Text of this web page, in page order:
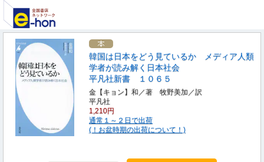
韓国は日本をどう見ているか メディア人類
学者が読み解く日本社会
平凡社新書 １０６５
金【キョン】和／著 牧野美加／訳
平凡社
1,210円
通常１～２日で出荷
(！お盆時期の出荷について！)